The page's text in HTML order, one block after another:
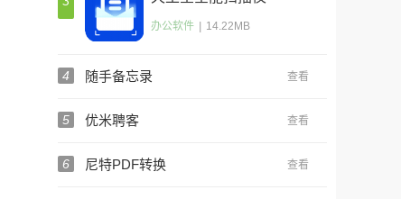
办公软件 14.22MB
4 随手备忘录 查看
5 优米聘客 查看
6 尼特PDF转换 查看